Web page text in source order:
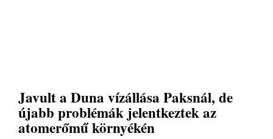
Javult a Duna vízállása Paksnál, de
újabb problémák jelentkeztek az
atomerőmű környékén